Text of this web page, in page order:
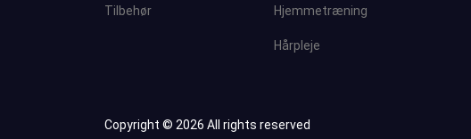
Tilbehør Hjemmetræning
Hårpleje
Copyright © 2026 All rights reserved